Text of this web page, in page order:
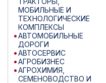
МОБИЛЬНЫЕ И
ТЕХНОЛОГИЧЕСКИЕ
КОМПЛЕКСЫ
АВТОМОБИЛЬНЫЕ
ДОРОГИ
АВТОСЕРВИС
АГРОБИЗНЕС
АГРОХИМИЯ,
СЕМЕНОВОДСТВО И